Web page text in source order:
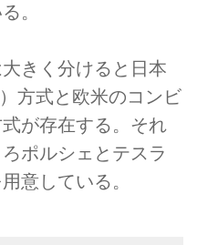
。
きく分けると日本
方式と欧米のコンビ
が存在する。それ
ポルシェとテスラ
意している。